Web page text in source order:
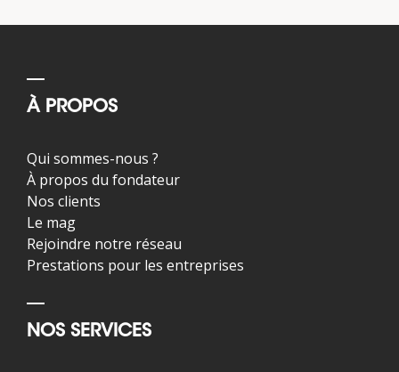
À PROPOS
Qui sommes-nous ?
À propos du fondateur
Nos clients
Le mag
Rejoindre notre réseau
Prestations pour les entreprises
NOS SERVICES